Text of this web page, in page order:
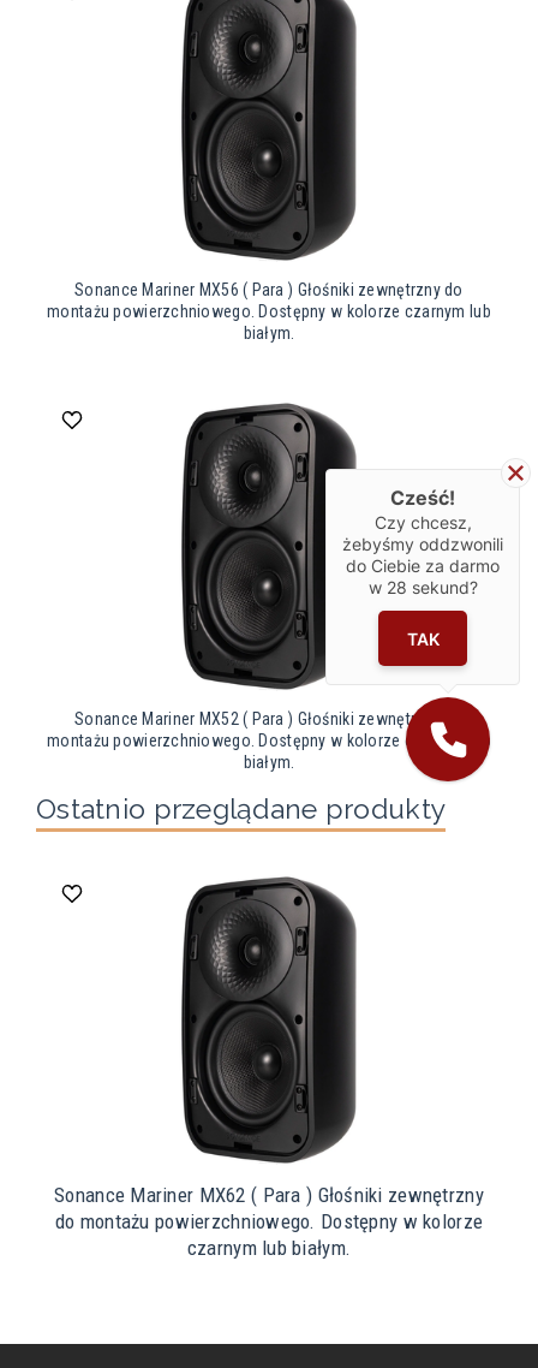
Sonance Mariner MX56 ( Para ) Głośniki zewnętrzny do
montażu powierzchniowego. Dostępny w kolorze czarnym lub
białym.
Sonance Mariner MX52 ( Para ) Głośniki zewnętrzny do
montażu powierzchniowego. Dostępny w kolorze czarnym lub
białym.
Ostatnio przeglądane produkty
Sonance Mariner MX62 ( Para ) Głośniki zewnętrzny
do montażu powierzchniowego. Dostępny w kolorze
czarnym lub białym.
Cześć!
Czy chcesz,
żebyśmy oddzwonili
do Ciebie za darmo
w 28 sekund?
TAK